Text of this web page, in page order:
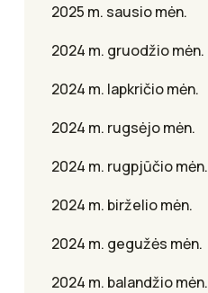
2025 m. sausio mėn.
2024 m. gruodžio mėn.
2024 m. lapkričio mėn.
2024 m. rugsėjo mėn.
2024 m. rugpjūčio mėn.
2024 m. birželio mėn.
2024 m. gegužės mėn.
2024 m. balandžio mėn.